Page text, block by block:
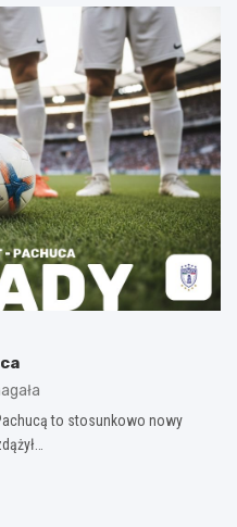
to stosunkowo nowy